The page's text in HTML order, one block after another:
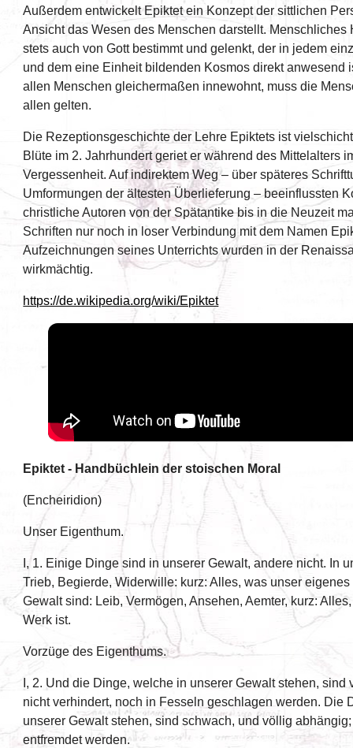
Außerdem entwickelt Epiktet ein Konzept der sittlichen
Ansicht das Wesen des Menschen darstellt. Menschliches
stets auch von Gott bestimmt und gelenkt, der in jedem
und dem eine Einheit bildenden Kosmos direkt anwesend
allen Menschen gleichermaßen innewohnt, muss die
allen gelten.
Die Rezeptionsgeschichte der Lehre Epiktets ist
Blüte im 2. Jahrhundert geriet er während des Mittelalters
Vergessenheit. Auf indirektem Weg – über späteres
Umformungen der ältesten Überlieferung – beeinflussten
christliche Autoren von der Spätantike bis in die Neuzeit
Schriften nur noch in loser Verbindung mit dem Namen
Aufzeichnungen seines Unterrichts wurden in der
wirkmächtig.
https://de.wikipedia.org/wiki/Epiktet
Epiktet - Handbüchlein der stoischen Moral
(Encheiridion)
Unser Eigenthum.
I, 1. Einige Dinge sind in unserer Gewalt, andere nicht. In
Trieb, Begierde, Widerwille: kurz: Alles, was unser
Gewalt sind: Leib, Vermögen, Ansehen, Aemter, kurz:
Werk ist.
Vorzüge des Eigenthums.
I, 2. Und die Dinge, welche in unserer Gewalt stehen, sind
nicht verhindert, noch in Fesseln geschlagen werden. Die
unserer Gewalt stehen, sind schwach, und völlig
entfremdet werden.